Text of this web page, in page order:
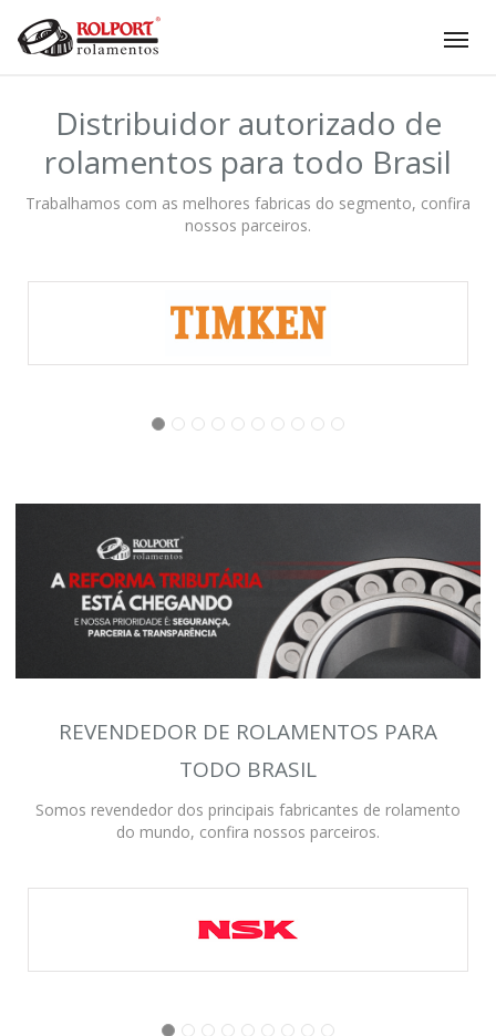
Distribuidor autorizado de
rolamentos para todo Brasil
Trabalhamos com as melhores fabricas do segmento, confira
nossos parceiros.
REVENDEDOR DE ROLAMENTOS PARA
TODO BRASIL
Somos revendedor dos principais fabricantes de rolamento
do mundo, confira nossos parceiros.